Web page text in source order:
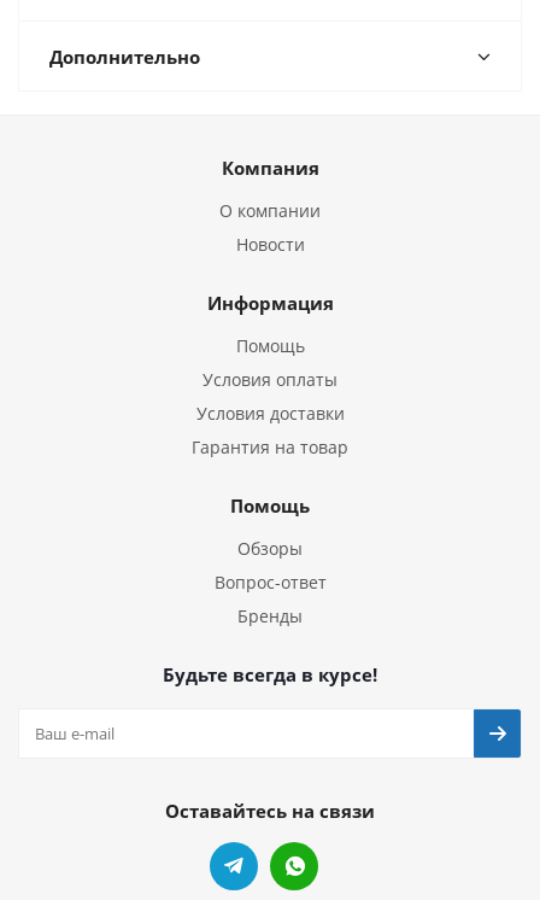
Дополнительно
Компания
О компании
Новости
Информация
Помощь
Условия оплаты
Условия доставки
Гарантия на товар
Помощь
Обзоры
Вопрос-ответ
Бренды
Будьте всегда в курсе!
Оставайтесь на связи